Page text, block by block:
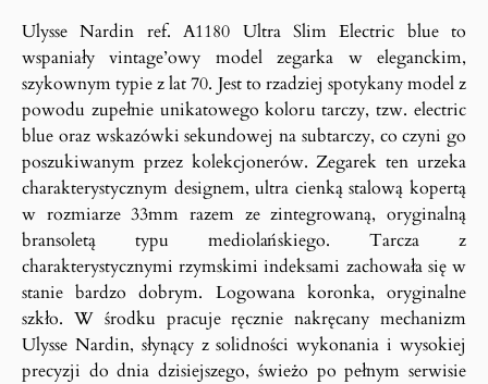
Ulysse Nardin ref. A1180 Ultra Slim Electric blue to
wspaniały vintage’owy model zegarka w eleganckim,
szykownym typie z lat 70. Jest to rzadziej spotykany model z
powodu zupełnie unikatowego koloru tarczy, tzw. electric
blue oraz wskazówki sekundowej na subtarczy, co czyni go
poszukiwanym przez kolekcjonerów. Zegarek ten urzeka
charakterystycznym designem, ultra cienką stalową kopertą
w rozmiarze 33mm razem ze zintegrowaną, oryginalną
bransoletą typu mediolańskiego. Tarcza z
charakterystycznymi rzymskimi indeksami zachowała się w
stanie bardzo dobrym. Logowana koronka, oryginalne
szkło. W środku pracuje ręcznie nakręcany mechanizm
Ulysse Nardin, słynący z solidności wykonania i wysokiej
precyzji do dnia dzisiejszego, świeżo po pełnym serwisie